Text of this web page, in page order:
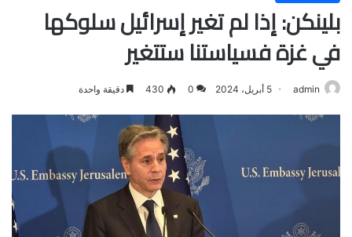
بلينكن: إذا لم تغير إسرائيل سلوكها
في غزة فسياستنا ستتغير
admin 5 أبريل، 2024 0
430 دقيقة واحدة